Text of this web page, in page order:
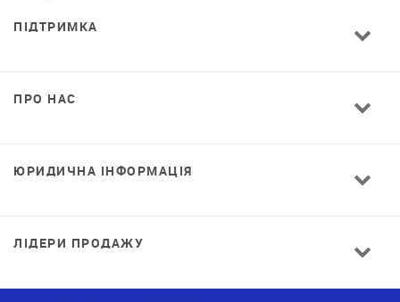
ПІДТРИМКА
ПРО НАС
ЮРИДИЧНА ІНФОРМАЦІЯ
ЛІДЕРИ ПРОДАЖУ